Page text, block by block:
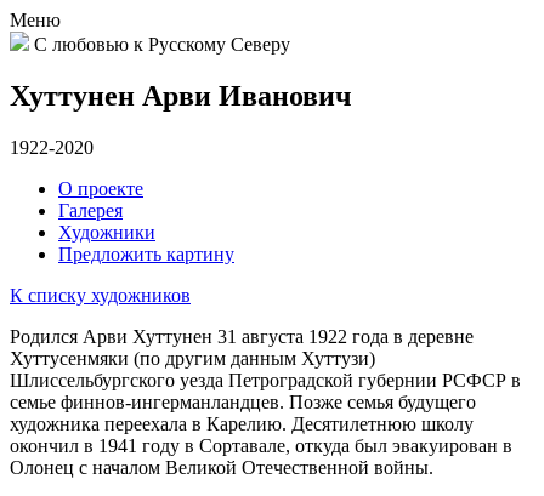
Меню
С любовью к Русскому Северу
Хуттунен Арви Иванович
1922-2020
О проекте
Галерея
Художники
Предложить картину
К списку художников
Родился Арви Хуттунен 31 августа 1922 года в деревне
Хуттусенмяки (по другим данным Хуттузи)
Шлиссельбургского уезда Петроградской губернии РСФСР в
семье финнов-ингерманландцев. Позже семья будущего
художника переехала в Карелию. Десятилетнюю школу
окончил в 1941 году в Сортавале, откуда был эвакуирован в
Олонец с началом Великой Отечественной войны.